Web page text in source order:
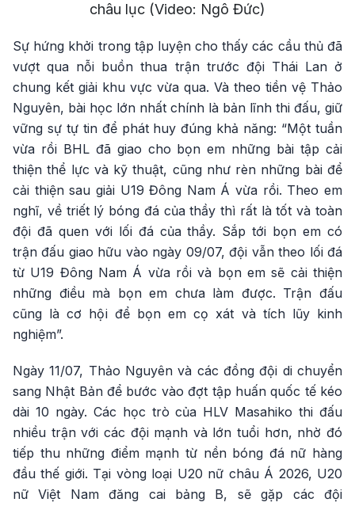
châu lục (Video: Ngô Đức)
Sự hứng khởi trong tập luyện cho thấy các cầu thủ đã
vượt qua nỗi buồn thua trận trước đội Thái Lan ở
chung kết giải khu vực vừa qua. Và theo tiền vệ Thảo
Nguyên, bài học lớn nhất chính là bản lĩnh thi đấu, giữ
vững sự tự tin để phát huy đúng khả năng: “Một tuần
vừa rồi BHL đã giao cho bọn em những bài tập cải
thiện thể lực và kỹ thuật, cũng như rèn những bài để
cải thiện sau giải U19 Đông Nam Á vừa rồi. Theo em
nghĩ, về triết lý bóng đá của thầy thì rất là tốt và toàn
đội đã quen với lối đá của thầy. Sắp tới bọn em có
trận đấu giao hữu vào ngày 09/07, đội vẫn theo lối đá
từ U19 Đông Nam Á vừa rồi và bọn em sẽ cải thiện
những điều mà bọn em chưa làm được. Trận đấu
cũng là cơ hội để bọn em cọ xát và tích lũy kinh
nghiệm”.
Ngày 11/07, Thảo Nguyên và các đồng đội di chuyển
sang Nhật Bản để bước vào đợt tập huấn quốc tế kéo
dài 10 ngày. Các học trò của HLV Masahiko thi đấu
nhiều trận với các đội mạnh và lớn tuổi hơn, nhờ đó
tiếp thu những điểm mạnh từ nền bóng đá nữ hàng
đầu thế giới. Tại vòng loại U20 nữ châu Á 2026, U20
nữ Việt Nam đăng cai bảng B, sẽ gặp các đội